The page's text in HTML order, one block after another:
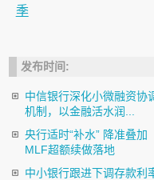
季
发布时间:
中信银行深化小微融资协
机制，以金融活水润...
央行适时“补水” 降准叠加
MLF超额续做落地
中小银行跟进下调存款利